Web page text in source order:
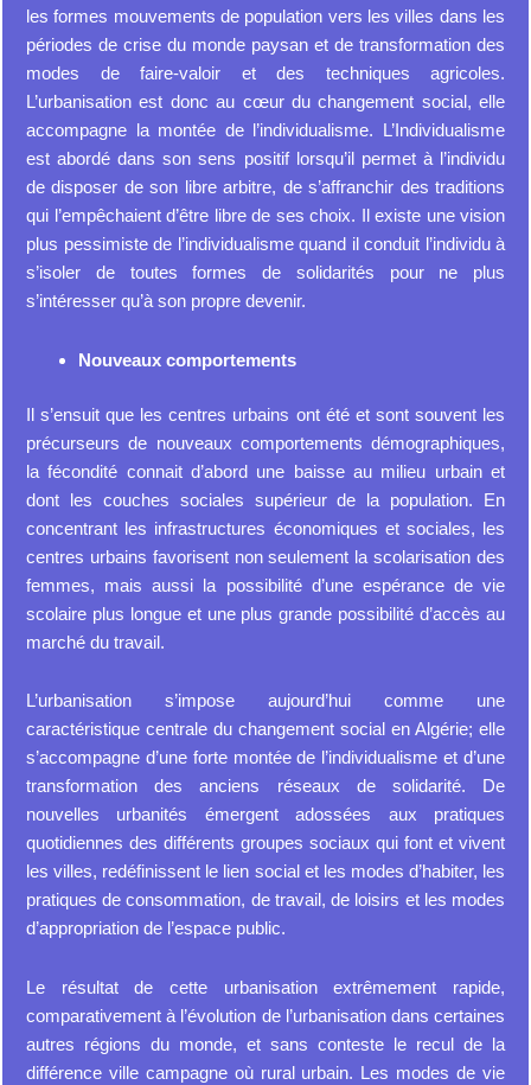
les formes mouvements de population vers les villes dans les
périodes de crise du monde paysan et de transformation des
modes de faire-valoir et des techniques agricoles.
L’urbanisation est donc au cœur du changement social, elle
accompagne la montée de l’individualisme. L’Individualisme
est abordé dans son sens positif lorsqu’il permet à l’individu
de disposer de son libre arbitre, de s’affranchir des traditions
qui l’empêchaient d’être libre de ses choix. Il existe une vision
plus pessimiste de l’individualisme quand il conduit l’individu à
s’isoler de toutes formes de solidarités pour ne plus
s’intéresser qu’à son propre devenir.
Nouveaux comportements
Il s’ensuit que les centres urbains ont été et sont souvent les
précurseurs de nouveaux comportements démographiques,
la fécondité connait d’abord une baisse au milieu urbain et
dont les couches sociales supérieur de la population. En
concentrant les infrastructures économiques et sociales, les
centres urbains favorisent non seulement la scolarisation des
femmes, mais aussi la possibilité d’une espérance de vie
scolaire plus longue et une plus grande possibilité d’accès au
marché du travail.
L’urbanisation s’impose aujourd’hui comme une
caractéristique centrale du changement social en Algérie; elle
s’accompagne d’une forte montée de l’individualisme et d’une
transformation des anciens réseaux de solidarité. De
nouvelles urbanités émergent adossées aux pratiques
quotidiennes des différents groupes sociaux qui font et vivent
les villes, redéfinissent le lien social et les modes d’habiter, les
pratiques de consommation, de travail, de loisirs et les modes
d’appropriation de l’espace public.
Le résultat de cette urbanisation extrêmement rapide,
comparativement à l’évolution de l’urbanisation dans certaines
autres régions du monde, et sans conteste le recul de la
différence ville campagne où rural urbain. Les modes de vie